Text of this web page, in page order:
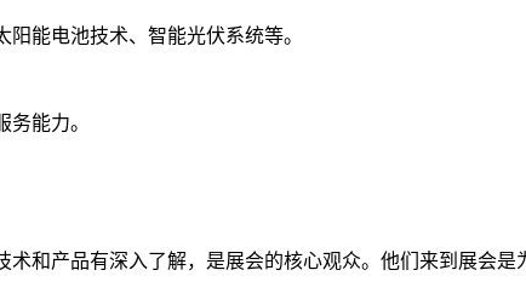
能电池技术、智能光伏系统等。
能力。
和产品有深入了解，是展会的核心观众。他们来到展会是